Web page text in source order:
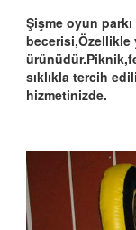
Şişme oyun
sıklıkla tercih
hizmetinizde.